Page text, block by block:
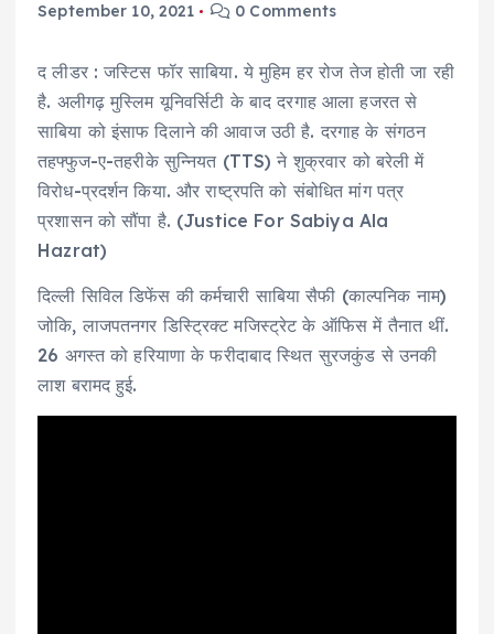
September 10, 2021
0 Comments
द लीडर : जस्टिस फॉर साबिया. ये मुहिम हर रोज तेज होती जा रही
है. अलीगढ़ मुस्लिम यूनिवर्सिटी के बाद दरगाह आला हजरत से
साबिया को इंसाफ दिलाने की आवाज उठी है. दरगाह के संगठन
तहफ्फुज-ए-तहरीके सुन्नियत (TTS) ने शुक्रवार को बरेली में
विरोध-प्रदर्शन किया. और राष्ट्रपति को संबोधित मांग पत्र
प्रशासन को सौंपा है. (Justice For Sabiya Ala
Hazrat)
दिल्ली सिविल डिफेंस की कर्मचारी साबिया सैफी (काल्पनिक नाम)
जोकि, लाजपतनगर डिस्ट्रिक्ट मजिस्ट्रेट के ऑफिस में तैनात थीं.
26 अगस्त को हरियाणा के फरीदाबाद स्थित सुरजकुंड से उनकी
लाश बरामद हुई.